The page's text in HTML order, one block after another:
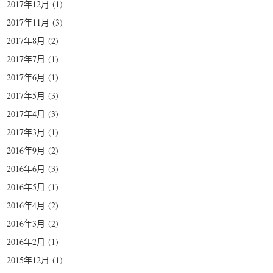
2017年12月 (1)
2017年11月 (3)
2017年8月 (2)
2017年7月 (1)
2017年6月 (1)
2017年5月 (3)
2017年4月 (3)
2017年3月 (1)
2016年9月 (2)
2016年6月 (3)
2016年5月 (1)
2016年4月 (2)
2016年3月 (2)
2016年2月 (1)
2015年12月 (1)